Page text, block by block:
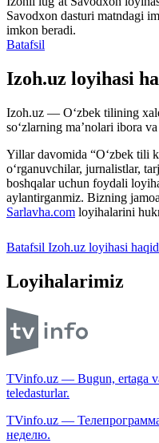
Savodxon dasturi matndagi
imkon beradi.
Batafsil
Izoh.uz loyihasi
Izoh.uz — O‘zbek tilining
so‘zlarning ma’nolari ibora
Yillar davomida “O‘zbek tili
o‘rganuvchilar, jurnalistlar,
boshqalar uchun foydali
aylantirganmiz. Bizning jamoa
Sarlavha.com loyihalarini
Batafsil Izoh.uz loyihasi
Loyihalarimiz
TVinfo.uz — Bugun, ertaga
teledasturlar.
TVinfo.uz —
неделю.